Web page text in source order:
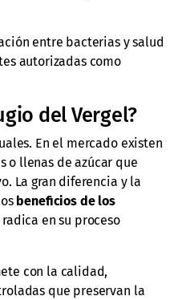
entre bacterias y salud
autorizadas como
del Vergel?
En el mercado existen
o llenas de azúcar que
La gran diferencia y la
beneficios de los
radica en su proceso
con la calidad,
que preservan la